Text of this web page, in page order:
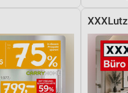
XXXLutz